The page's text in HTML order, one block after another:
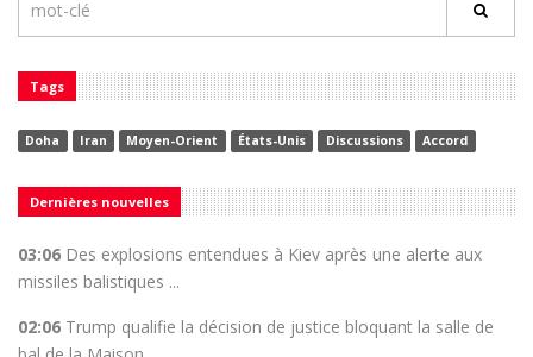
Tags
Doha Iran Moyen-Orient États-Unis Discussions Accord
Dernières nouvelles
03:06 Des explosions entendues à Kiev après une alerte aux
missiles balistiques ...
02:06 Trump qualifie la décision de justice bloquant la salle de